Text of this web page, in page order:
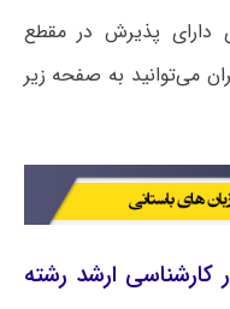
دارای پذیرش در مقطع
می‌توانید به صفحه زیر
کارشناسی ارشد رشته